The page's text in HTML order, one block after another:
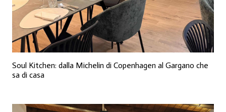
Soul Kitchen: dalla Michelin di Copenhagen al Gargano che
sa di casa